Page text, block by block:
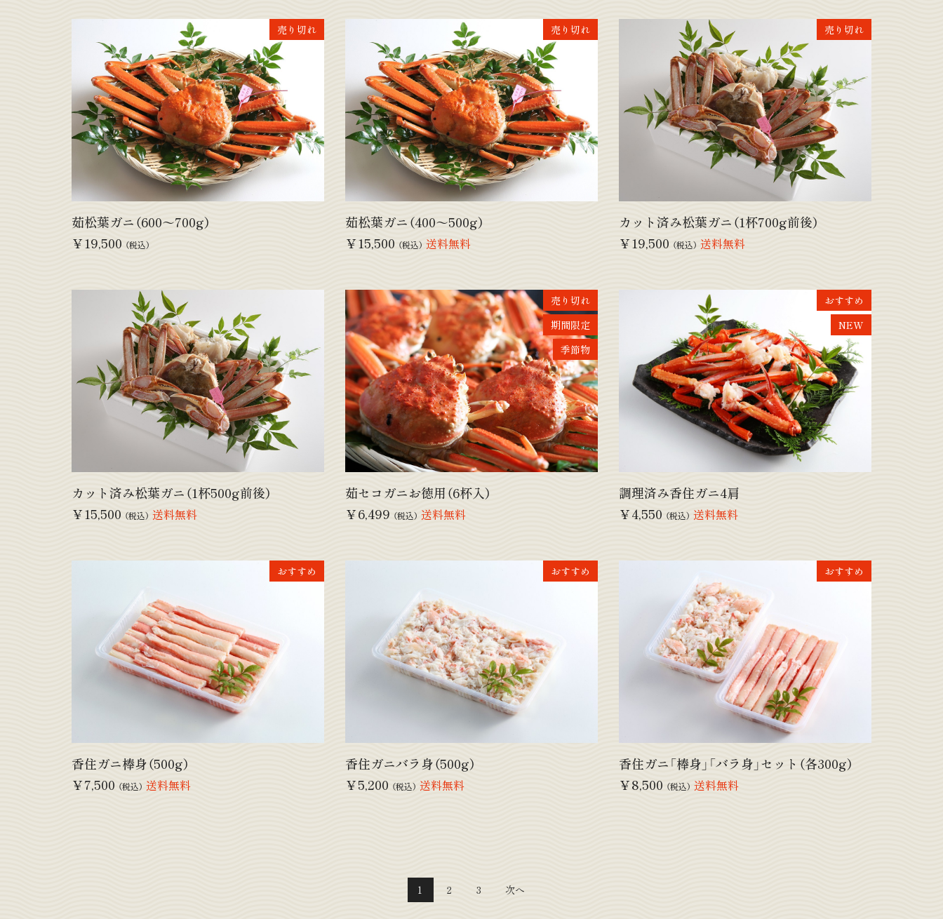
茹松葉ガニ（600～700g）
￥19,500 （税込）
売り切れ
茹松葉ガニ（400～500g）
￥15,500 （税込） 送料無料
売り切れ
カット済み松葉ガニ（1杯700g前後）
￥19,500 （税込） 送料無料
売り切れ
カット済み松葉ガニ（1杯500g前後）
￥15,500 （税込） 送料無料
茹セコガニお徳用（6杯入）
￥6,499 （税込） 送料無料
売り切れ
期間限定
季節物
調理済み香住ガニ4肩
￥4,550 （税込） 送料無料
おすすめ
NEW
香住ガニ棒身（500g）
￥7,500 （税込） 送料無料
おすすめ
香住ガニバラ身（500g）
￥5,200 （税込） 送料無料
おすすめ
香住ガニ「棒身」「バラ身」セット（各300g）
￥8,500 （税込） 送料無料
おすすめ
1 2 3 次へ